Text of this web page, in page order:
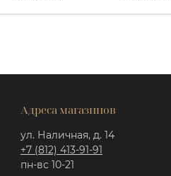
Адреса магазинов
ул. Наличная, д. 14
+7 (812) 413-91-91
пн-вс 10-21